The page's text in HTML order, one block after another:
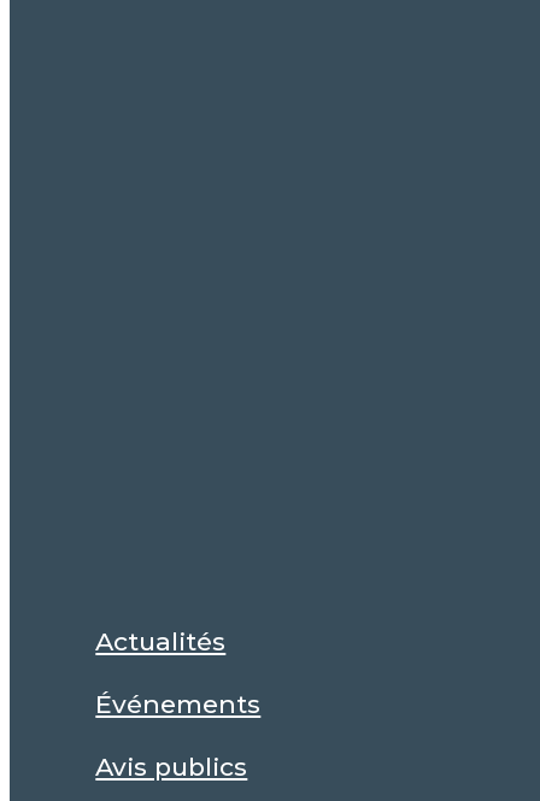
Actualités
Événements
Avis publics